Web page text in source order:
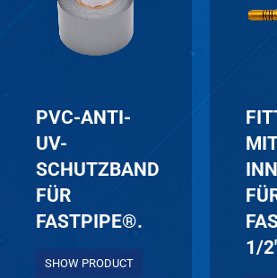
PVC-ANTI-
UV-
SCHUTZBAND
FÜR
FASTPIPE®.
SHOW PRODUCT
1/